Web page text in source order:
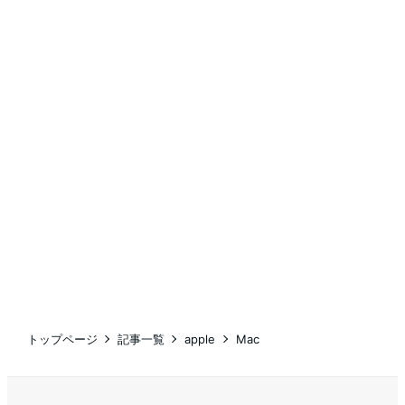
トップページ 記事一覧 apple Mac